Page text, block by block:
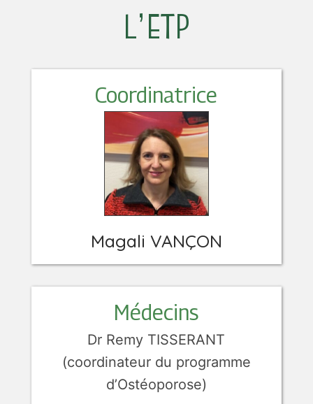
L’ETP
Coordinatrice
Magali VANÇON
Médecins
Dr Remy TISSERANT
(coordinateur du programme
d’Ostéoporose)